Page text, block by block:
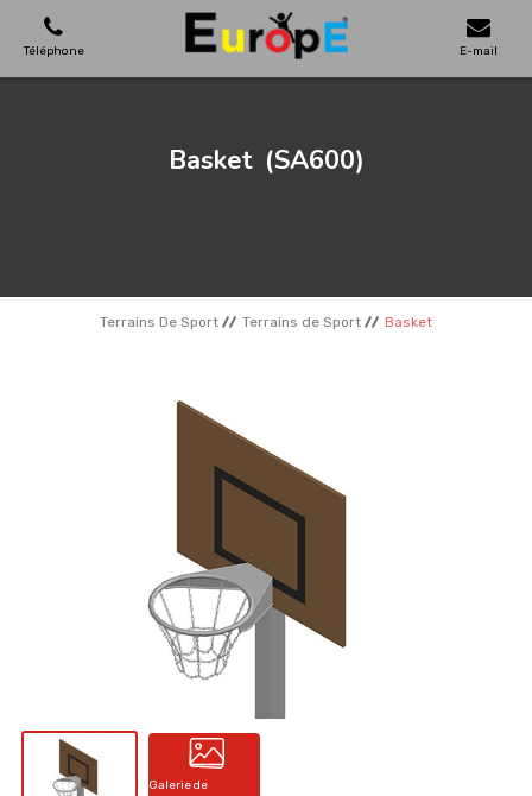
Téléphone E-mail
SKATEPARKS
TERRAINS DE SPORT
Basket (SA600)
Terrains De Sport Terrains de Sport Basket
Galerie de